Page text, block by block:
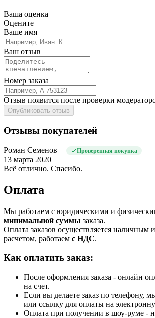
Ваша оценка
Оцените
Ваше имя
Ваш отзыв
Номер заказа
Отзыв появится после проверки
Опубликовать отзыв
Отзывы покупателей
Роман Семенов Проверенная покупка
13 марта 2020
Всё отлично. Спасибо.
Оплата
Мы работаем с юридическими и
минимальной суммы заказа.
Оплата заказов осуществляется наличным
расчетом, работаем с НДС.
Как оплатить заказ:
После оформления заказа - онлайн
на счет.
Если вы делаете заказ по телефону,
или ссылку для оплаты на
Оплата при получении в шоу-руме -